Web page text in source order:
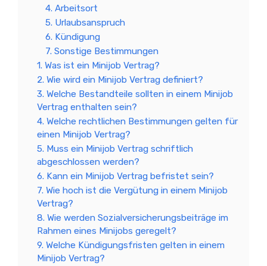
4. Arbeitsort
5. Urlaubsanspruch
6. Kündigung
7. Sonstige Bestimmungen
1. Was ist ein Minijob Vertrag?
2. Wie wird ein Minijob Vertrag definiert?
3. Welche Bestandteile sollten in einem Minijob
Vertrag enthalten sein?
4. Welche rechtlichen Bestimmungen gelten für
einen Minijob Vertrag?
5. Muss ein Minijob Vertrag schriftlich
abgeschlossen werden?
6. Kann ein Minijob Vertrag befristet sein?
7. Wie hoch ist die Vergütung in einem Minijob
Vertrag?
8. Wie werden Sozialversicherungsbeiträge im
Rahmen eines Minijobs geregelt?
9. Welche Kündigungsfristen gelten in einem
Minijob Vertrag?